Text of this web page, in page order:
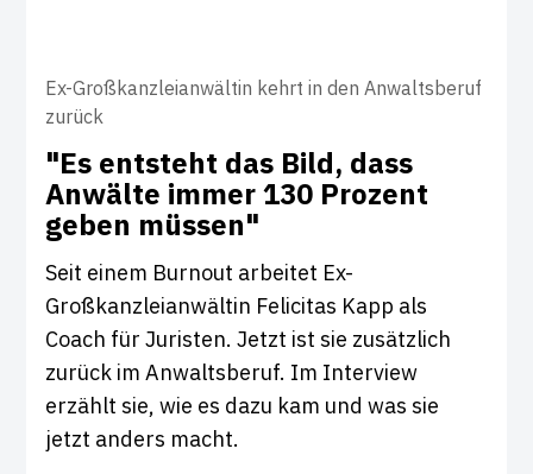
Ex-Großkanzleianwältin kehrt in den Anwaltsberuf
zurück
"Es ent­steht das Bild, dass
Anwälte immer 130 Pro­zent
geben müssen"
Seit einem Burnout arbeitet Ex-
Großkanzleianwältin Felicitas Kapp als
Coach für Juristen. Jetzt ist sie zusätzlich
zurück im Anwaltsberuf. Im Interview
erzählt sie, wie es dazu kam und was sie
jetzt anders macht.